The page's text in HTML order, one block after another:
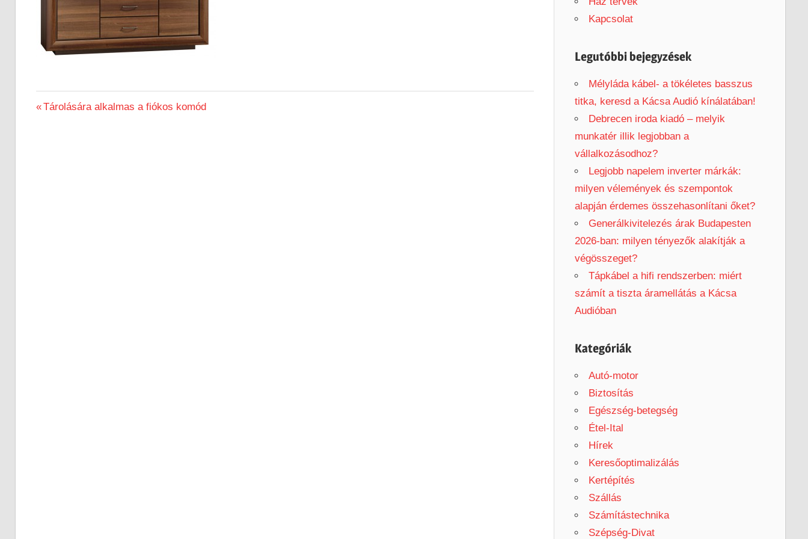
Previous
Tárolására alkalmas a fiókos komód
f
o
:
Kapcsolat
Legutóbbi bejegyzések
Mélyláda kábel- a tökéletes basszus
titka, keresd a Kácsa Audió kínálatában!
Debrecen iroda kiadó – melyik
munkatér illik legjobban a
vállalkozásodhoz?
Legjobb napelem inverter márkák:
milyen vélemények és szempontok
alapján érdemes összehasonlítani őket?
Generálkivitelezés árak Budapesten
2026-ban: milyen tényezők alakítják a
végösszeget?
Tápkábel a hifi rendszerben: miért
számít a tiszta áramellátás a Kácsa
Audióban
Kategóriák
Autó-motor
Biztosítás
Egészség-betegség
Étel-Ital
Hírek
Keresőoptimalizálás
Kertépítés
Szállás
Számítástechnika
Szépség-Divat